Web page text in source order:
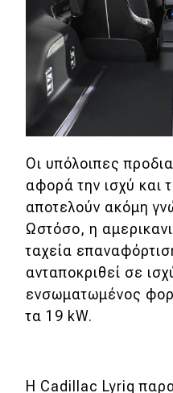
Οι υπόλοιπες
αφορά την ισχύ και
αποτελούν ακόμη
Ωστόσο, η
ταχεία
ανταποκριθεί σε
ενσωματωμένος
τα 19 kW.
Η Cadillac Lyriq